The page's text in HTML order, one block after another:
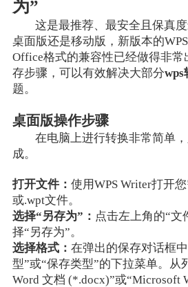
为”
这是最推荐、最安全且保真
桌面版还是移动版，新版本的
Office格式的兼容性已经做得非常
存步骤，可以有效解决大部分wps
题。
桌面版操作步骤
在电脑上进行转换非常简单
成。
打开文件： 使用WPS Writer打开
或.wpt文件。
选择“另存为”： 点击左上角的“文
择“另存为”。
选择格式： 在弹出的保存对话框
型”或“保存类型”的下拉菜单。从
Word 文档 (*.docx)”或“Microsoft